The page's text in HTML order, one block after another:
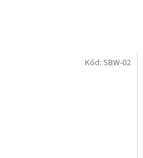
Kód: SBW-02